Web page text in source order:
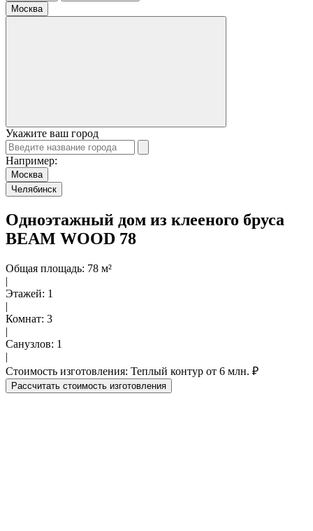
Москва
Укажите ваш город
Например:
Москва
Челябинск
Одноэтажный дом из клееного бруса
BEAM WOOD 78
Общая площадь: 78 м²
|
Этажей: 1
|
Комнат: 3
|
Санузлов: 1
|
Стоимость изготовления: Теплый контур от 6 млн. ₽
Рассчитать стоимость изготовления